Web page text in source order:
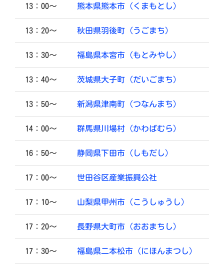
13：00～ 熊本県熊本市（くまもとし）
13：20～ 秋田県羽後町（うごまち）
13：30～ 福島県本宮市（もとみやし）
13：40～ 茨城県大子町（だいごまち）
13：50～ 新潟県津南町（つなんまち）
14：00～ 群馬県川場村（かわばむら）
16：50～ 静岡県下田市（しもだし）
17：00～ 世田谷区産業振興公社
17：10～ 山梨県甲州市（こうしゅうし）
17：20～ 長野県大町市（おおまちし）
17：30～ 福島県二本松市（にほんまつし）